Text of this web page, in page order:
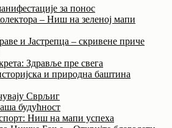
за понос
– Ниш на зеленој мапи
и Јастрепца – скривене приче
Здравље пре свега
и природна баштина
Сврљиг
будућност
Ниш на мапи успеха